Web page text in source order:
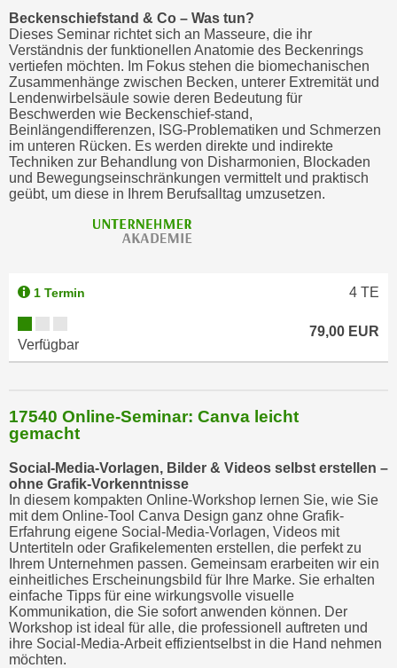
Beckenschiefstand & Co – Was tun?
Dieses Seminar richtet sich an Masseure, die ihr
Verständnis der funktionellen Anatomie des Beckenrings
vertiefen möchten. Im Fokus stehen die biomechanischen
Zusammenhänge zwischen Becken, unterer Extremität und
Lendenwirbelsäule sowie deren Bedeutung für
Beschwerden wie Beckenschief-stand,
Beinlängendifferenzen, ISG-Problematiken und Schmerzen
im unteren Rücken. Es werden direkte und indirekte
Techniken zur Behandlung von Disharmonien, Blockaden
und Bewegungseinschränkungen vermittelt und praktisch
geübt, um diese in Ihrem Berufsalltag umzusetzen.
1 Termin 4 TE
Verfügbar
79,00 EUR
17540 Online-Seminar: Canva leicht
gemacht
Social-Media-Vorlagen, Bilder & Videos selbst erstellen –
ohne Grafik-Vorkenntnisse
In diesem kompakten Online-Workshop lernen Sie, wie Sie
mit dem Online-Tool Canva Design ganz ohne Grafik-
Erfahrung eigene Social-Media-Vorlagen, Videos mit
Untertiteln oder Grafikelementen erstellen, die perfekt zu
Ihrem Unternehmen passen. Gemeinsam erarbeiten wir ein
einheitliches Erscheinungsbild für Ihre Marke. Sie erhalten
einfache Tipps für eine wirkungsvolle visuelle
Kommunikation, die Sie sofort anwenden können. Der
Workshop ist ideal für alle, die professionell auftreten und
ihre Social-Media-Arbeit effizientselbst in die Hand nehmen
möchten.